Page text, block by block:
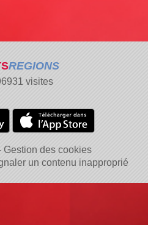
REGIONS
visites
Gestion des cookies
un contenu inapproprié